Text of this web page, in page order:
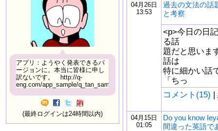
アプリ：ようやく発表できるバ
ージョンに。本当に皆様に申し
訳ないです。 http://q-
eng.com/app_sample/q_tan_sample06.html
(最終ログインは24時間以内)
04月26日
13:53
過去の文法の話
と考察
<p>今日の日
る話
題だと思いま
話は
特に細かい話
「ちっ
コメント(15) |
04月15日
01:05
Do you know
間違った英語で